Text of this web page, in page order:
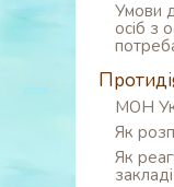
Умови
осіб з
МОН
Як
Як